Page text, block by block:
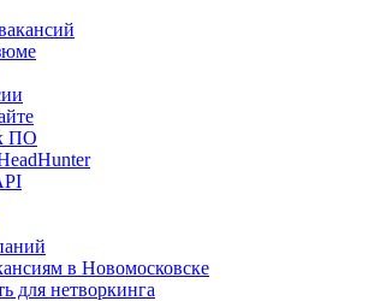
ПО
в Новомосковске
для нетворкинга